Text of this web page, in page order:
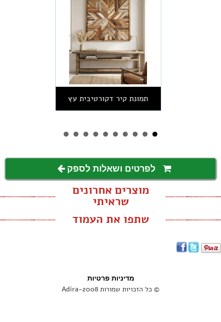
תמונת קיר דקורטיבית עץ
לפרטים ושאלות לספק
מוצרים אחרונים
שראיתי
שתפו את העמוד
מדיניות פרטיות
© כל הזכויות שמורות Adira-2008